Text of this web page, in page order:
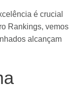
é crucial
Rankings, vemos
alcançam